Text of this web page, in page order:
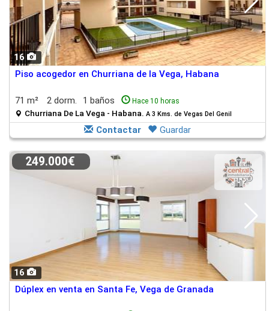
16
Piso acogedor en Churriana de la Vega, Habana
71 m² 2 dorm. 1 baños Hace 10 horas
Churriana De La Vega - Habana. A 3 Kms. de Vegas Del Genil
Contactar Guardar
16
249.000€
Dúplex en venta en Santa Fe, Vega de Granada